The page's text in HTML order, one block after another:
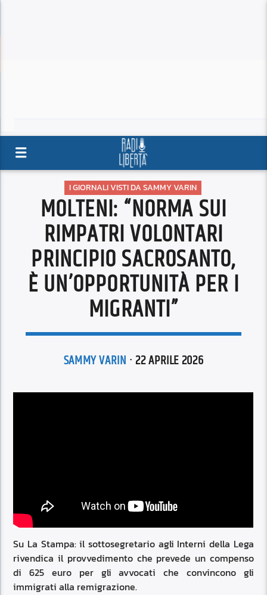
I GIORNALI VISTI DA SAMMY VARIN
MOLTENI: “NORMA SUI
RIMPATRI VOLONTARI
PRINCIPIO SACROSANTO,
È UN’OPPORTUNITÀ PER I
MIGRANTI”
SAMMY VARIN · 22 APRILE 2026
Su La Stampa: il sottosegretario agli Interni della Lega
rivendica il provvedimento che prevede un compenso
di 625 euro per gli avvocati che convincono gli
immigrati alla remigrazione.